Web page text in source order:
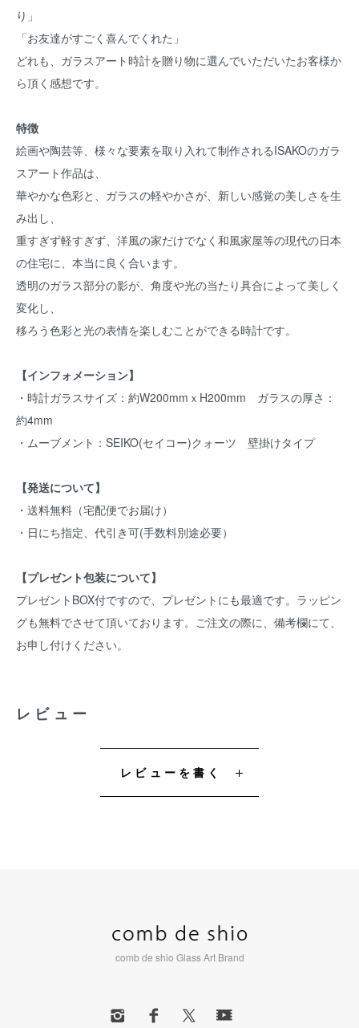
り」
「お友達がすごく喜んでくれた」
どれも、ガラスアート時計を贈り物に選んでいただいたお客様か
ら頂く感想です。
特徴
絵画や陶芸等、様々な要素を取り入れて制作されるISAKOのガラ
スアート作品は、
華やかな色彩と、ガラスの軽やかさが、新しい感覚の美しさを生
み出し、
重すぎず軽すぎず、洋風の家だけでなく和風家屋等の現代の日本
の住宅に、本当に良く合います。
透明のガラス部分の影が、角度や光の当たり具合によって美しく
変化し、
移ろう色彩と光の表情を楽しむことができる時計です。
【インフォメーション】
・時計ガラスサイズ：約W200mmｘH200mm ガラスの厚さ：
約4mm
・ムーブメント：SEIKO(セイコー)クォーツ 壁掛けタイプ
【発送について】
・送料無料（宅配便でお届け）
・日にち指定、代引き可(手数料別途必要）
【プレゼント包装について】
プレゼントBOX付ですので、プレゼントにも最適です。ラッピン
グも無料でさせて頂いております。ご注文の際に、備考欄にて、
お申し付けください。
レビュー
レビューを書く
comb de shio Glass Art Brand